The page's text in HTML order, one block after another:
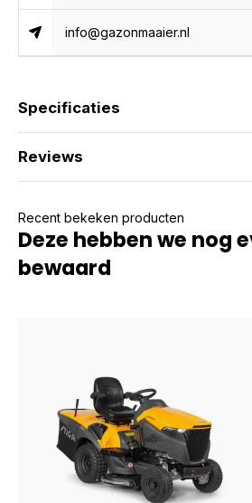
info@gazonmaaier.nl
Specificaties
Reviews
Recent bekeken producten
Deze hebben we nog
bewaard